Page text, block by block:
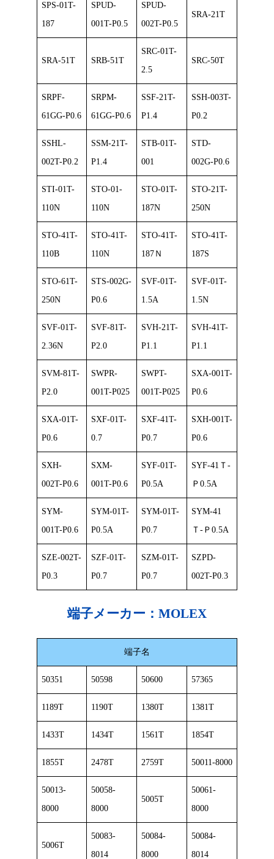
SPS-01T-
187
SPUD-
001T-P0.5
SPUD-
002T-P0.5
SRA-21T
SRA-51T SRB-51T
SRC-01T-
2.5
SRC-50T
SRPF-
61GG-P0.6
SRPM-
61GG-P0.6
SSF-21T-
P1.4
SSH-003T-
P0.2
SSHL-
002T-P0.2
SSM-21T-
P1.4
STB-01T-
001
STD-
002G-P0.6
STI-01T-
110N
STO-01-
110N
STO-01T-
187N
STO-21T-
250N
STO-41T-
110B
STO-41T-
110N
STO-41T-
187Ｎ
STO-41T-
187S
STO-61T-
250N
STS-002G-
P0.6
SVF-01T-
1.5A
SVF-01T-
1.5N
SVF-01T-
2.36N
SVF-81T-
P2.0
SVH-21T-
P1.1
SVH-41T-
P1.1
SVM-81T-
P2.0
SWPR-
001T-P025
SWPT-
001T-P025
SXA-001T-
P0.6
SXA-01T-
P0.6
SXF-01T-
0.7
SXF-41T-
P0.7
SXH-001T-
P0.6
SXH-
002T-P0.6
SXM-
001T-P0.6
SYF-01T-
P0.5A
SYF-41Ｔ-
Ｐ0.5A
SYM-
001T-P0.6
SYM-01T-
P0.5A
SYM-01T-
P0.7
SYM-41
Ｔ-Ｐ0.5A
SZE-002T-
P0.3
SZF-01T-
P0.7
SZM-01T-
P0.7
SZPD-
002T-P0.3
端子メーカー： MOLEX
端子名
50351 50598 50600 57365
1189T 1190T 1380T 1381T
1433T 1434T 1561T 1854T
1855T 2478T 2759T 50011-8000
50013-
8000
50058-
8000
5005T
50061-
8000
5006T
50083-
8014
50084-
8000
50084-
8014